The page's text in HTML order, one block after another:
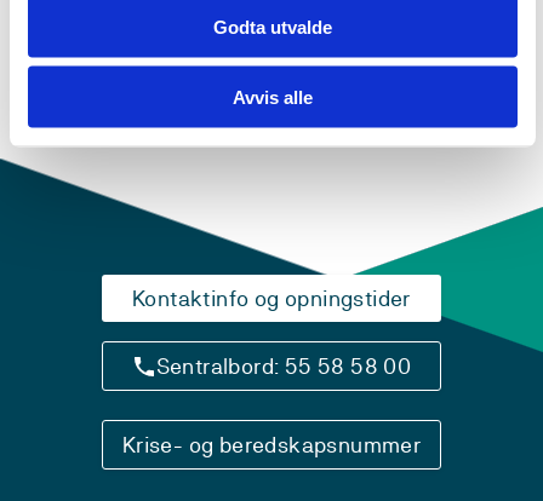
Godta utvalde
Avvis alle
EVN1006
Maritime IT-system og sikkerheit
Kontaktinfo og opningstider
Sentralbord: 55 58 58 00
Krise- og beredskapsnummer